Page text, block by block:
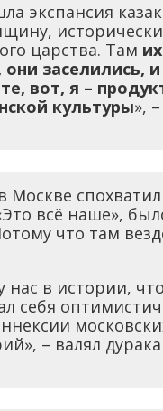
экспансия
царства. Там
заселились, и
вот, я –
культуры»,
Москве
всё наше»,
что там
нас в истории,
себя
– валял дурака